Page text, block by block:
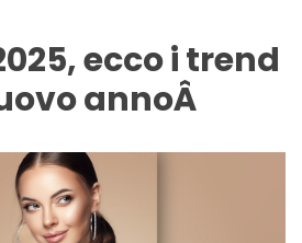
ecco i trend
annoÂ